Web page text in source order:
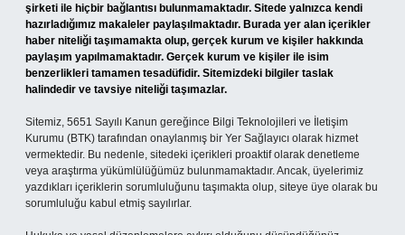
şirketi ile hiçbir bağlantısı bulunmamaktadır. Sitede yalnızca kendi
hazırladığımız makaleler paylaşılmaktadır. Burada yer alan içerikler
haber niteliği taşımamakta olup, gerçek kurum ve kişiler hakkında
paylaşım yapılmamaktadır. Gerçek kurum ve kişiler ile isim
benzerlikleri tamamen tesadüfidir. Sitemizdeki bilgiler taslak
halindedir ve tavsiye niteliği taşımazlar.
Sitemiz, 5651 Sayılı Kanun gereğince Bilgi Teknolojileri ve İletişim
Kurumu (BTK) tarafından onaylanmış bir Yer Sağlayıcı olarak hizmet
vermektedir. Bu nedenle, sitedeki içerikleri proaktif olarak denetleme
veya araştırma yükümlülüğümüz bulunmamaktadır. Ancak, üyelerimiz
yazdıkları içeriklerin sorumluluğunu taşımakta olup, siteye üye olarak bu
sorumluluğu kabul etmiş sayılırlar.